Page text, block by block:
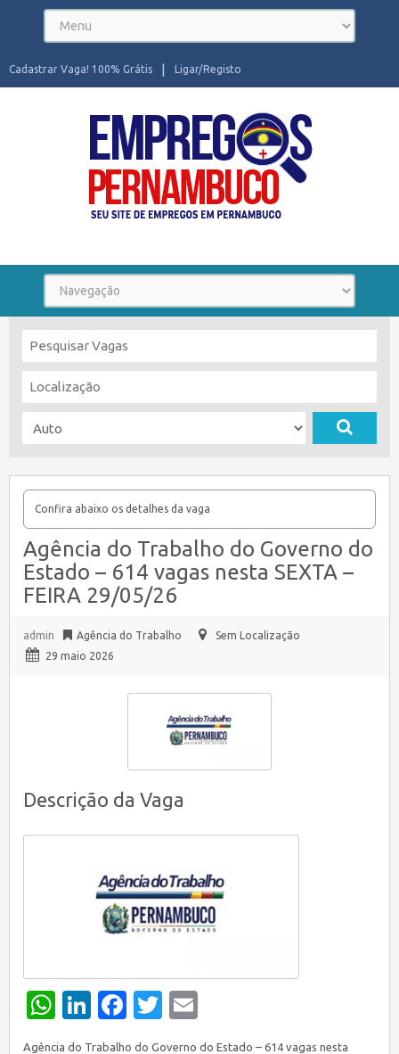
Ligar/Registo
Cadastrar Vaga! 100% Grátis
Confira abaixo os detalhes da vaga
Agência do Trabalho do Governo do
Estado – 614 vagas nesta SEXTA –
FEIRA 29/05/26
admin Agência do Trabalho
Sem Localização
29 maio 2026
Descrição da Vaga
WhatsApp
LinkedIn
Facebook
Twitter
Agência do Trabalho do Governo do Estado – 614 vagas nesta